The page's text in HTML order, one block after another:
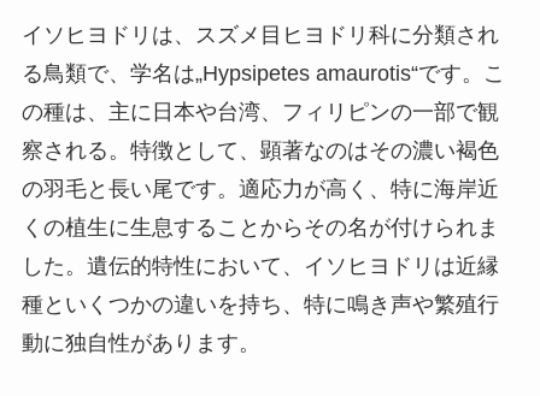
イソヒヨドリは、スズメ目ヒヨドリ科に分類され
る鳥類で、学名は„Hypsipetes amaurotis“です。こ
の種は、主に日本や台湾、フィリピンの一部で観
察される。特徴として、顕著なのはその濃い褐色
の羽毛と長い尾です。適応力が高く、特に海岸近
くの植生に生息することからその名が付けられま
した。遺伝的特性において、イソヒヨドリは近縁
種といくつかの違いを持ち、特に鳴き声や繁殖行
動に独自性があります。